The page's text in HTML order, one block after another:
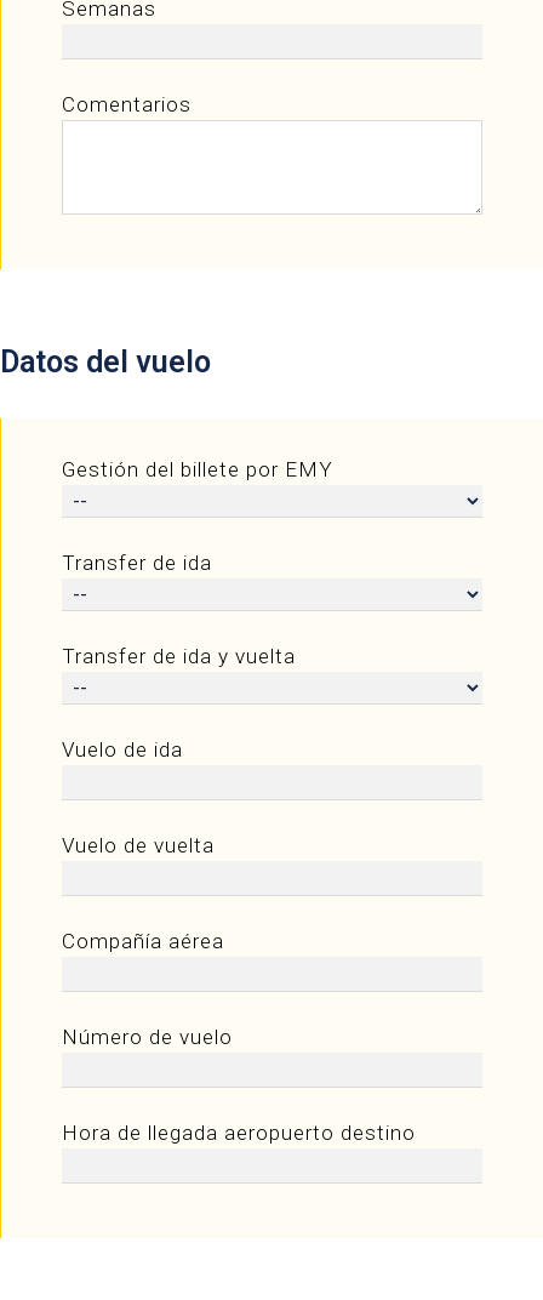
Semanas
Comentarios
Datos del vuelo
Gestión del billete por EMY
Transfer de ida
Transfer de ida y vuelta
Vuelo de ida
Vuelo de vuelta
Compañía aérea
Número de vuelo
Hora de llegada aeropuerto destino